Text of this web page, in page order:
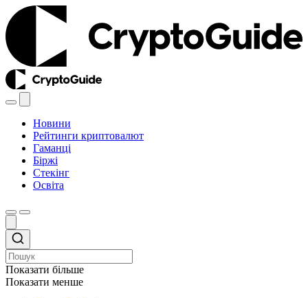
Новини
Рейтинги криптовалют
Гаманці
Біржі
Стекінг
Освіта
Показати більше
Показати менше